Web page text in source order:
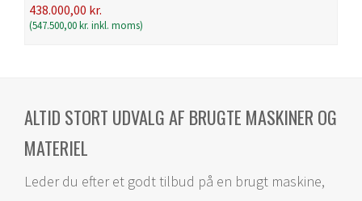
438.000,00 kr.
(547.500,00kr. inkl. moms)
ALTID STORT UDVALG AF BRUGTE MASKINER OG
MATERIEL
Leder du efter et godt tilbud på en brugt maskine,